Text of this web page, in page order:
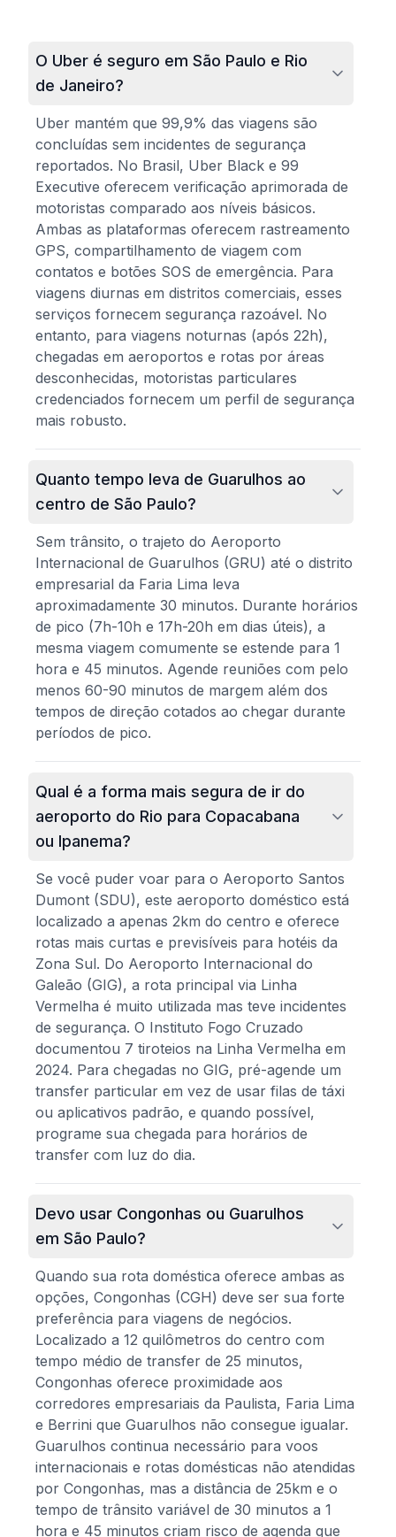
O Uber é seguro em São Paulo e Rio
de Janeiro?
Uber mantém que 99,9% das viagens são
concluídas sem incidentes de segurança
reportados. No Brasil, Uber Black e 99
Executive oferecem verificação aprimorada de
motoristas comparado aos níveis básicos.
Ambas as plataformas oferecem rastreamento
GPS, compartilhamento de viagem com
contatos e botões SOS de emergência. Para
viagens diurnas em distritos comerciais, esses
serviços fornecem segurança razoável. No
entanto, para viagens noturnas (após 22h),
chegadas em aeroportos e rotas por áreas
desconhecidas, motoristas particulares
credenciados fornecem um perfil de segurança
mais robusto.
Quanto tempo leva de Guarulhos ao
centro de São Paulo?
Sem trânsito, o trajeto do Aeroporto
Internacional de Guarulhos (GRU) até o distrito
empresarial da Faria Lima leva
aproximadamente 30 minutos. Durante horários
de pico (7h-10h e 17h-20h em dias úteis), a
mesma viagem comumente se estende para 1
hora e 45 minutos. Agende reuniões com pelo
menos 60-90 minutos de margem além dos
tempos de direção cotados ao chegar durante
períodos de pico.
Qual é a forma mais segura de ir do
aeroporto do Rio para Copacabana
ou Ipanema?
Se você puder voar para o Aeroporto Santos
Dumont (SDU), este aeroporto doméstico está
localizado a apenas 2km do centro e oferece
rotas mais curtas e previsíveis para hotéis da
Zona Sul. Do Aeroporto Internacional do
Galeão (GIG), a rota principal via Linha
Vermelha é muito utilizada mas teve incidentes
de segurança. O Instituto Fogo Cruzado
documentou 7 tiroteios na Linha Vermelha em
2024. Para chegadas no GIG, pré-agende um
transfer particular em vez de usar filas de táxi
ou aplicativos padrão, e quando possível,
programe sua chegada para horários de
transfer com luz do dia.
Devo usar Congonhas ou Guarulhos
em São Paulo?
Quando sua rota doméstica oferece ambas as
opções, Congonhas (CGH) deve ser sua forte
preferência para viagens de negócios.
Localizado a 12 quilômetros do centro com
tempo médio de transfer de 25 minutos,
Congonhas oferece proximidade aos
corredores empresariais da Paulista, Faria Lima
e Berrini que Guarulhos não consegue igualar.
Guarulhos continua necessário para voos
internacionais e rotas domésticas não atendidas
por Congonhas, mas a distância de 25km e o
tempo de trânsito variável de 30 minutos a 1
hora e 45 minutos criam risco de agenda que